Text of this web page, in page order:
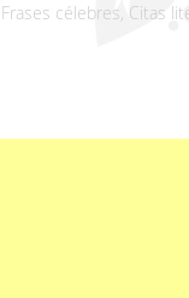
Frases célebres, Citas